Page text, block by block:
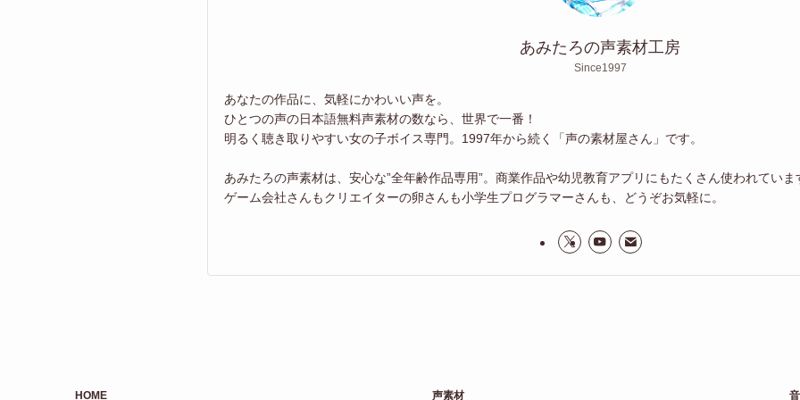
あみたろの声素材工房
Since1997
あなたの作品に、気軽にかわいい声を。
ひとつの声の日本語無料声素材の数なら、世界で一番！
明るく聴き取りやすい女の子ボイス専門。1997年から続く「声の素材屋さん」です。
あみたろの声素材は、安心な”全年齢作品専用”。商業作品や幼児教育アプリにもたくさん使われていま
ゲーム会社さんもクリエイターの卵さんも小学生プログラマーさんも、どうぞお気軽に。
HOME 声素材